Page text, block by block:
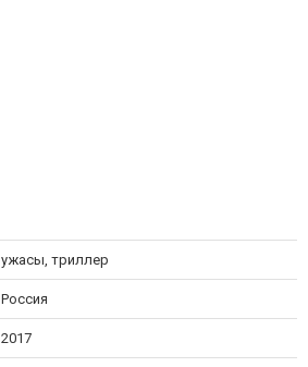
ужасы, триллер
Россия
2017